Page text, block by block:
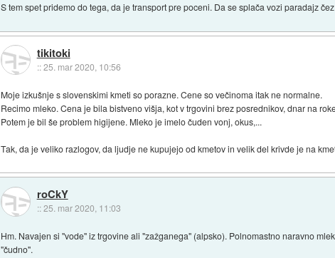
S tem spet pridemo do tega, da je transport pre poceni. Da se splača vozi paradajz
tikitoki
::25. mar 2020, 10:56
Moje izkušnje s slovenskimi kmeti so porazne. Cene so večinoma itak ne normalne.
Recimo mleko. Cena je bila bistveno višja, kot v trgovini brez posrednikov, dnar na
Potem je bil še problem higijene. Mleko je imelo čuden vonj, okus,...
Tak, da je veliko razlogov, da ljudje ne kupujejo od kmetov in velik del krivde je na
roCkY
::25. mar 2020, 11:03
Hm. Navajen si "vode" iz trgovine ali "zažganega" (alpsko). Polnomastno naravno
"čudno".